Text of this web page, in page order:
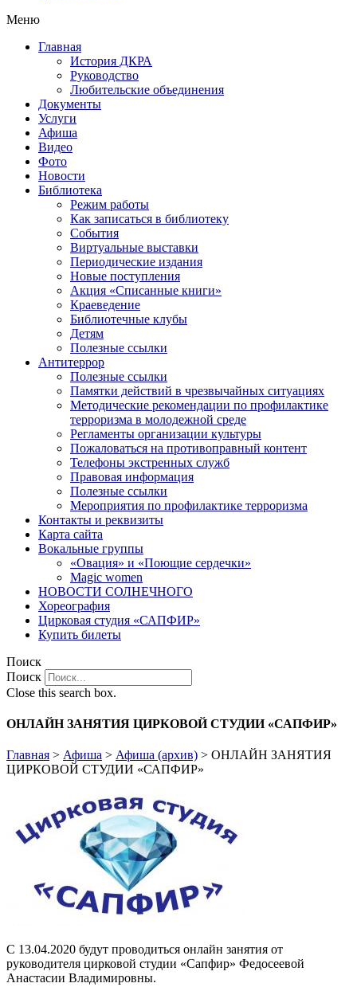
Меню
Главная
История ДКРА
Руководство
Любительские объединения
Документы
Услуги
Афиша
Видео
Фото
Новости
Библиотека
Режим работы
Как записаться в библиотеку
События
Виртуальные выставки
Периодические издания
Новые поступления
Акция «Списанные книги»
Краеведение
Библиотечные клубы
Детям
Полезные ссылки
Антитеррор
Полезные ссылки
Памятки действий в чрезвычайных ситуациях
Методические рекомендации по профилактике
терроризма в молодежной среде
Регламенты организации культуры
Пожаловаться на противоправный контент
Телефоны экстренных служб
Правовая информация
Полезные ссылки
Мероприятия по профилактике терроризма
Контакты и реквизиты
Карта сайта
Вокальные группы
«Овация» и «Поющие сердечки»
Magic women
НОВОСТИ СОЛНЕЧНОГО
Хореография
Цирковая студия «САПФИР»
Купить билеты
Поиск
Поиск
Close this search box.
ОНЛАЙН ЗАНЯТИЯ ЦИРКОВОЙ СТУДИИ «САПФИР»
Главная > Афиша > Афиша (архив) > ОНЛАЙН ЗАНЯТИЯ
ЦИРКОВОЙ СТУДИИ «САПФИР»
С 13.04.2020 будут проводиться онлайн занятия от
руководителя цирковой студии «Сапфир» Федосеевой
Анастасии Владимировны.